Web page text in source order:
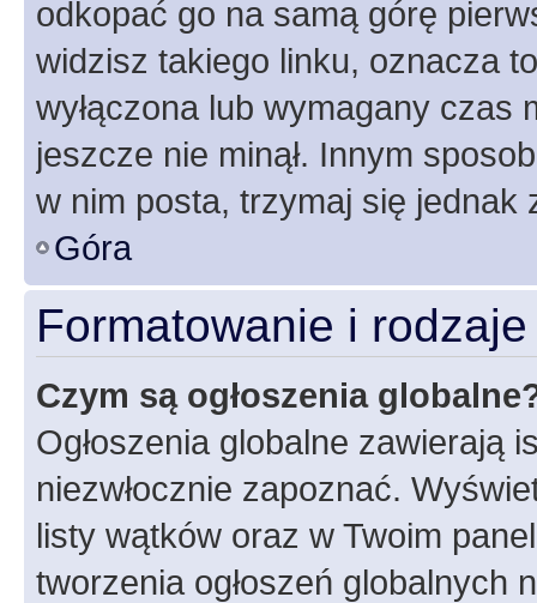
odkopać go na samą górę
widzisz takiego linku, oznacza
wyłączona lub wymagany czas
jeszcze nie minął. Innym
w nim posta, trzymaj się jednak
Góra
Formatowanie i
Czym są ogłoszenia
Ogłoszenia globalne zawierają
niezwłocznie zapoznać.
listy wątków oraz w Twoim
tworzenia ogłoszeń globalnych